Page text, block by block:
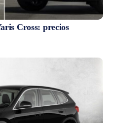
Cross: precios